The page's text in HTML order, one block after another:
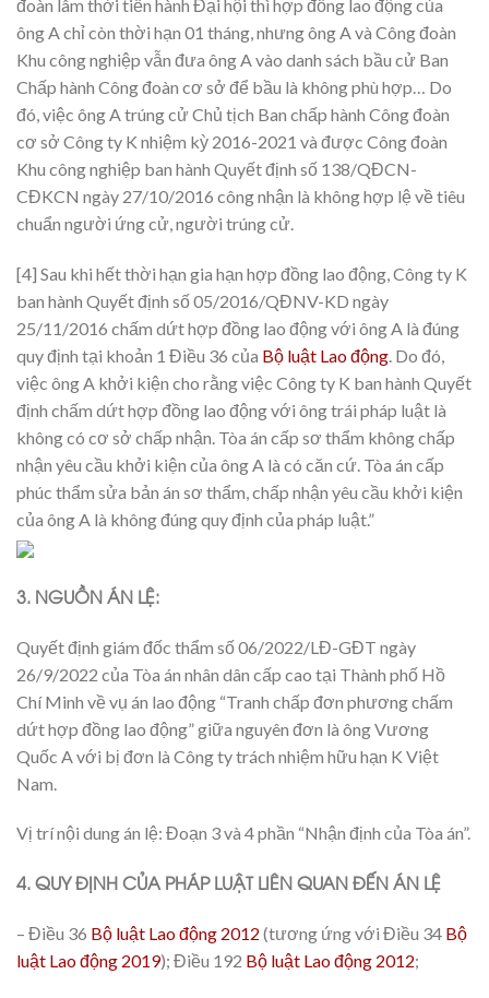
đoàn lâm thời tiến hành Đại hội thì hợp đồng lao động của
ông A chỉ còn thời hạn 01 tháng, nhưng ông A và Công đoàn
Khu công nghiệp vẫn đưa ông A vào danh sách bầu cử Ban
Chấp hành Công đoàn cơ sở để bầu là không phù hợp… Do
đó, việc ông A trúng cử Chủ tịch Ban chấp hành Công đoàn
cơ sở Công ty K nhiệm kỳ 2016-2021 và được Công đoàn
Khu công nghiệp ban hành Quyết định số 138/QĐCN-
CĐKCN ngày 27/10/2016 công nhận là không hợp lệ về tiêu
chuẩn người ứng cử, người trúng cử.
[4] Sau khi hết thời hạn gia hạn hợp đồng lao động, Công ty K
ban hành Quyết định số 05/2016/QĐNV-KD ngày
25/11/2016 chấm dứt hợp đồng lao động với ông A là đúng
quy định tại khoản 1 Điều 36 của Bộ luật Lao động. Do đó,
việc ông A khởi kiện cho rằng việc Công ty K ban hành Quyết
định chấm dứt hợp đồng lao động với ông trái pháp luật là
không có cơ sở chấp nhận. Tòa án cấp sơ thẩm không chấp
nhận yêu cầu khởi kiện của ông A là có căn cứ. Tòa án cấp
phúc thẩm sửa bản án sơ thẩm, chấp nhận yêu cầu khởi kiện
của ông A là không đúng quy định của pháp luật.”
3. NGUỒN ÁN LỆ:
Quyết định giám đốc thẩm số 06/2022/LĐ-GĐT ngày
26/9/2022 của Tòa án nhân dân cấp cao tại Thành phố Hồ
Chí Minh về vụ án lao động “Tranh chấp đơn phương chấm
dứt hợp đồng lao động” giữa nguyên đơn là ông Vương
Quốc A với bị đơn là Công ty trách nhiệm hữu hạn K Việt
Nam.
Vị trí nội dung án lệ: Đoạn 3 và 4 phần “Nhận định của Tòa án”.
4. QUY ĐỊNH CỦA PHÁP LUẬT LIÊN QUAN ĐẾN ÁN LỆ
– Điều 36 Bộ luật Lao động 2012 (tương ứng với Điều 34 Bộ
luật Lao động 2019); Điều 192 Bộ luật Lao động 2012;